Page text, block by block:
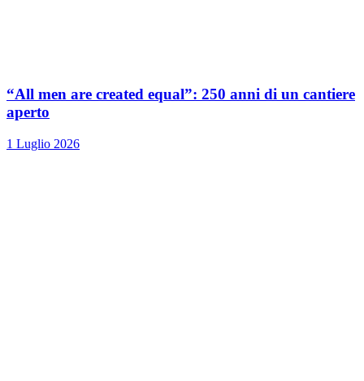
“All men are created equal”: 250 anni di un cantiere
aperto
1 Luglio 2026